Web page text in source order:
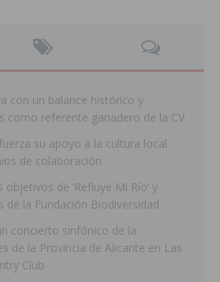
con un balance histórico y
como referente ganadero de la CV
su apoyo a la cultura local
de colaboración
de ‘Refluye Mi Río’ y
de la Fundación Biodiversidad
concierto sinfónico de la
de la Provincia de Alicante en Las
Club